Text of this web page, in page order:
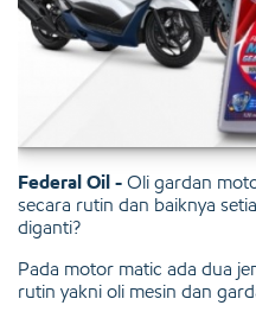
Federal Oil - Oli gardan
secara rutin dan baiknya
diganti?
Pada motor matic ada dua
rutin yakni oli mesin dan